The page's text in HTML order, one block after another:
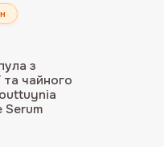
з
та чайного
Serum